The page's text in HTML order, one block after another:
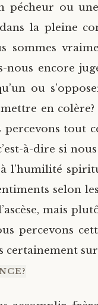
ou une
la pleine
sommes
encore
ou
en
tout
à-dire si
l’humilité
selon
mais
percevons
certainement